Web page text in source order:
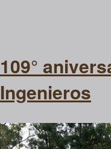
109°
Ingenieros